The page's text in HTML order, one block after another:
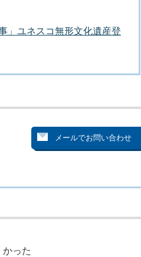
ユネスコ無形文化遺産登
かった